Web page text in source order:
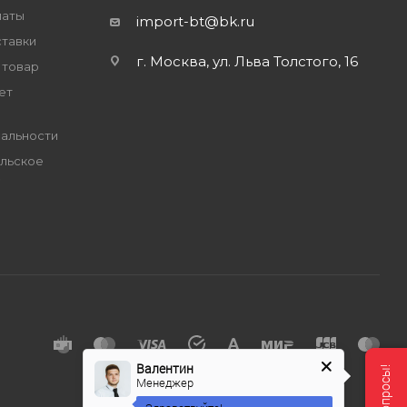
товар
import-bt@bk.ru
г. Москва, ул. Льва Толстого, 16
Валентин
Менеджер